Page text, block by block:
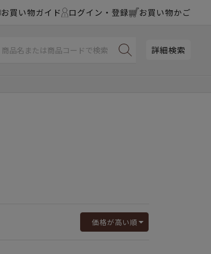
お買い物ガイド ログイン・登録 お買い物かご
詳細検索
価格が高い順